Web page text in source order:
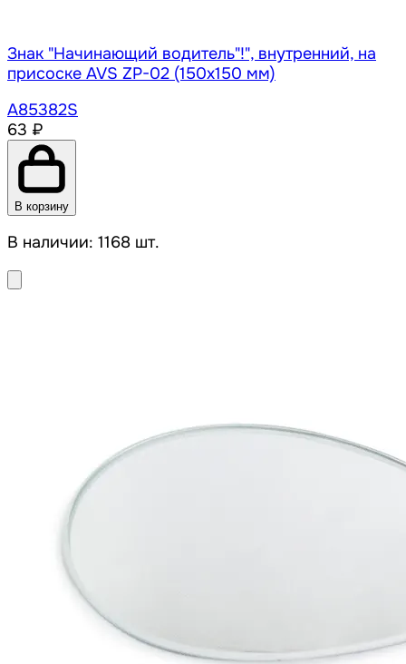
Знак "Начинающий водитель"!", внутренний, на
присоске AVS ZP-02 (150х150 мм)
A85382S
63 ₽
В корзину
В наличии: 1168 шт.